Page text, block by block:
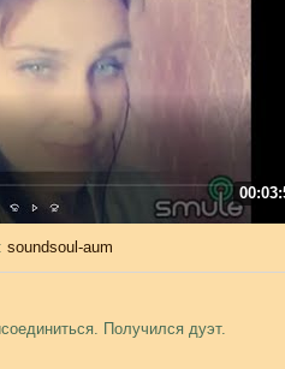
: soundsoul-aum
Получился дуэт.